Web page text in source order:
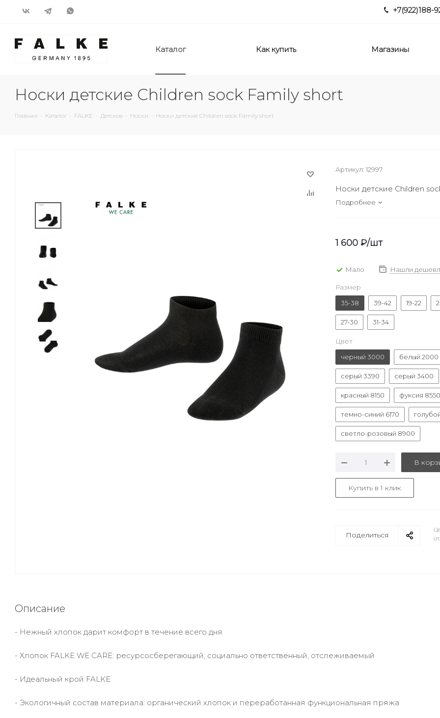
+7(922)188-
Каталог Как купить Магазины
Носки детские Children sock Family short
Главная - Каталог - FALKE - Детское - Носки - Носки детские Children sock Family short
Артикул: 12997
Носки детские Children
Подробнее
1 600 ₽/шт
Мало Нашли
Размер
35-38
39-42 19-22
27-30 31-34
Цвет
черный 3000
белый 2000
серый 3390 серый 3400
красный 8150 фуксия 8550
темно-синий 6170
светло-розовый 8900
В
Купить в 1 клик
Поделиться
Описание
- Нежный хлопок дарит комфорт в течение всего дня
- Хлопок FALKE WE CARE: ресурсосберегающий, социально ответственный, отслеживаемый
- Идеальный крой FALKE
- Экологичный состав материала: органический хлопок и переработанная функциональная пряжа